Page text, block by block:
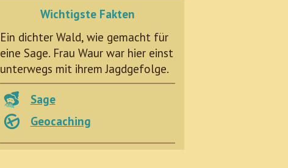
Wichtigste Fakten
Ein dichter Wald, wie gemacht für
eine Sage. Frau Waur war hier einst
unterwegs mit ihrem Jagdgefolge.
Sage
Geocaching